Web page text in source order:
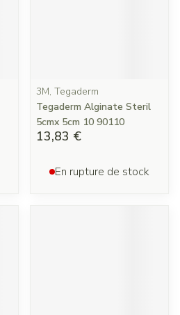
3M, Tegaderm
Tegaderm Alginate Steril
5cmx 5cm 10 90110
13,83 €
En rupture de stock